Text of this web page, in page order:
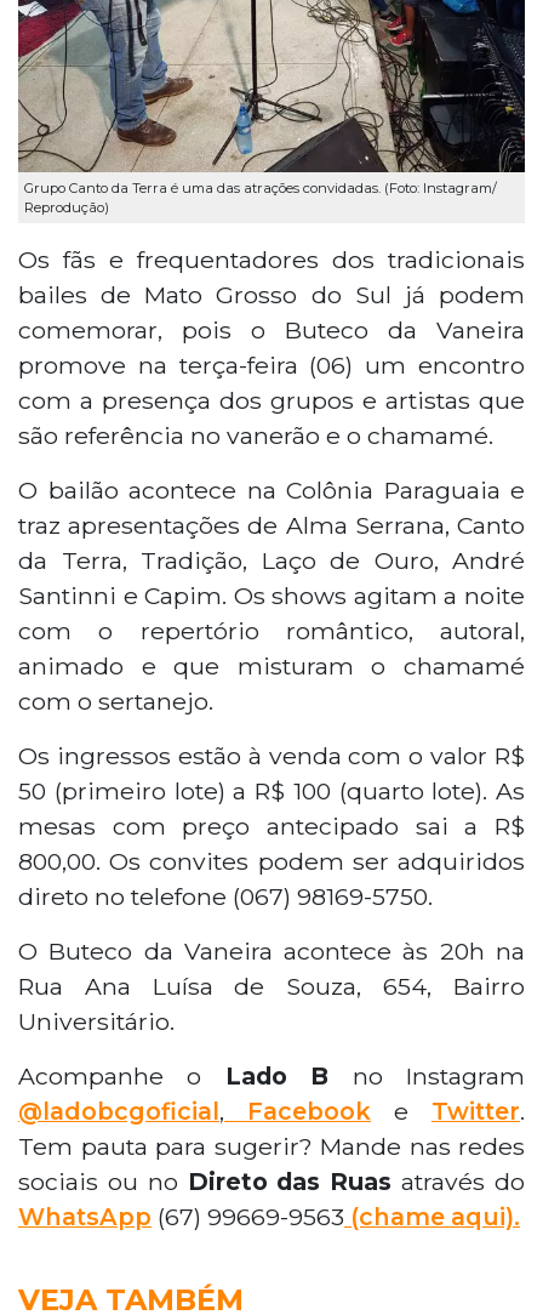
Grupo Canto da Terra é uma das atrações convidadas. (Foto: Instagram/
Reprodução)
Os fãs e frequentadores dos tradicionais
bailes de Mato Grosso do Sul já podem
comemorar, pois o Buteco da Vaneira
promove na terça-feira (06) um encontro
com a presença dos grupos e artistas que
são referência no vanerão e o chamamé.
O bailão acontece na Colônia Paraguaia e
traz apresentações de Alma Serrana, Canto
da Terra, Tradição, Laço de Ouro, André
Santinni e Capim. Os shows agitam a noite
com o repertório romântico, autoral,
animado e que misturam o chamamé
com o sertanejo.
Os ingressos estão à venda com o valor R$
50 (primeiro lote) a R$ 100 (quarto lote). As
mesas com preço antecipado sai a R$
800,00. Os convites podem ser adquiridos
direto no telefone (067) 98169-5750.
O Buteco da Vaneira acontece às 20h na
Rua Ana Luísa de Souza, 654, Bairro
Universitário.
Acompanhe o Lado B no Instagram
@ladobcgoficial, Facebook e Twitter.
Tem pauta para sugerir? Mande nas redes
sociais ou no Direto das Ruas através do
WhatsApp (67) 99669-9563 (chame aqui).
VEJA TAMBÉM